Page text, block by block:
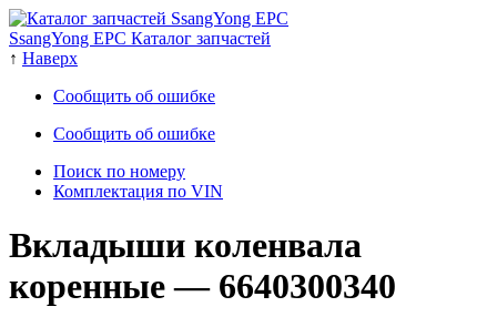
SsangYong EPC Каталог запчастей
↑ Наверх
Сообщить об ошибке
Сообщить об ошибке
Поиск по номеру
Комплектация по VIN
Вкладыши коленвала
коренные— 6640300340